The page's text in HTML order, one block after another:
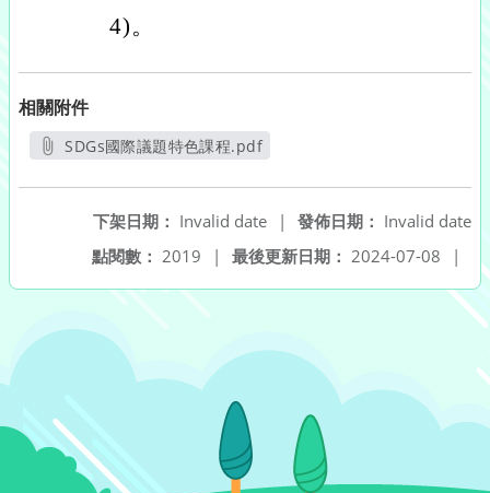
4)。
相關附件
SDGs國際議題特色課程.pdf
發佈日期： Invalid date
下架日期： Invalid date
|
最後更新日期： 2024-07-08 |
點閱數： 2019 |